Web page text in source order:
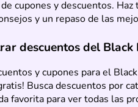
cupones y descuentos.
y un repaso de las
descuentos del
y cupones para el
Busca descuentos por
favorita para ver todas las